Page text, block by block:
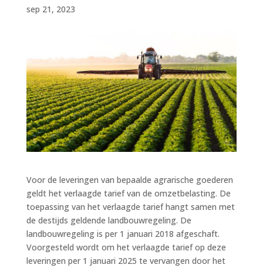
sep 21, 2023
Voor de leveringen van bepaalde agrarische goederen
geldt het verlaagde tarief van de omzetbelasting. De
toepassing van het verlaagde tarief hangt samen met
de destijds geldende landbouwregeling. De
landbouwregeling is per 1 januari 2018 afgeschaft.
Voorgesteld wordt om het verlaagde tarief op deze
leveringen per 1 januari 2025 te vervangen door het